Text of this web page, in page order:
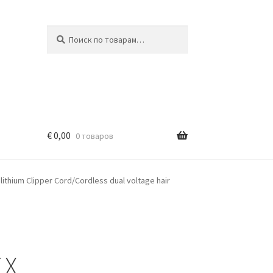
€0,00 0 товаров
Clipper Cord/Cordless dual voltage hair